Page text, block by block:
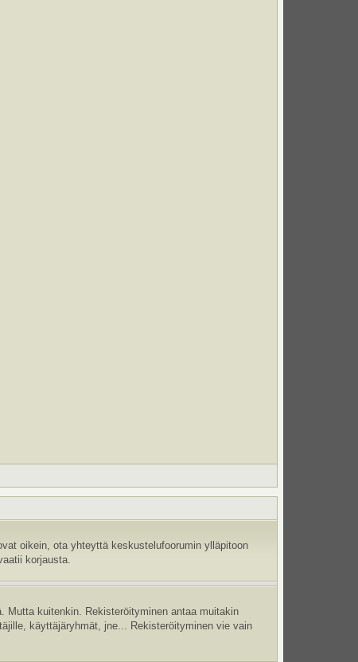
oikein, ota yhteyttä keskustelufoorumin ylläpitoon
korjausta.
kuitenkin. Rekisteröityminen antaa muitakin
käyttäjäryhmät, jne... Rekisteröityminen vie vain